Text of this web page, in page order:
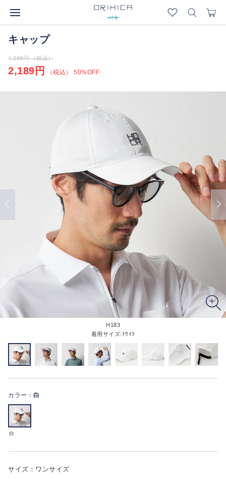
キャップ
4,389円 （税込）
2,189円 （税込） 50%OFF
H183
着用サイズ:ﾄｳｲﾂ
カラー： 白
白
サイズ：ワンサイズ